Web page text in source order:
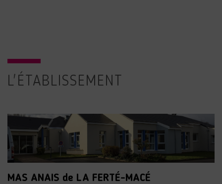
L'ÉTABLISSEMENT
MAS ANAIS de LA FERTÉ-MACÉ